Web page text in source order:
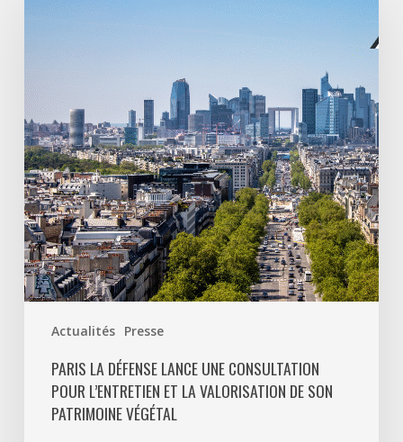
Actualités Presse
Défense
consultation
pour
l’entretien
et
la
valorisation
de
son
patrimoine
végétal
PARIS LA DÉFENSE LANCE UNE CONSULTATION
POUR L’ENTRETIEN ET LA VALORISATION DE SON
PATRIMOINE VÉGÉTAL